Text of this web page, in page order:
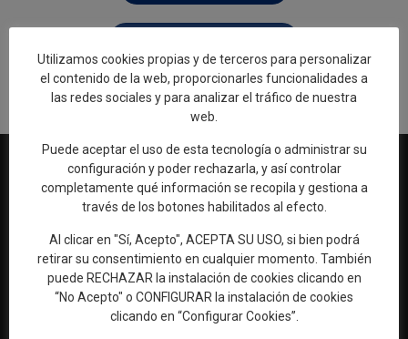
la Reina
OFICINA DE TURISMO
Ronda del Cañillo, s/n
45600 Talavera de la Reina (Toledo)
Utilizamos cookies propias y de terceros para personalizar
el contenido de la web, proporcionarles funcionalidades a
las redes sociales y para analizar el tráfico de nuestra
web.
Puede aceptar el uso de esta tecnología o administrar su
configuración y poder rechazarla, y así controlar
completamente qué información se recopila y gestiona a
través de los botones habilitados al efecto.
Al clicar en "Sí, Acepto", ACEPTA SU USO, si bien podrá
retirar su consentimiento en cualquier momento. También
puede RECHAZAR la instalación de cookies clicando en
“No Acepto" o CONFIGURAR la instalación de cookies
clicando en “Configurar Cookies”.